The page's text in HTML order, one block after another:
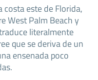
costa este de Florida,
West Palm Beach y
literalmente
que se deriva de un
ensenada poco